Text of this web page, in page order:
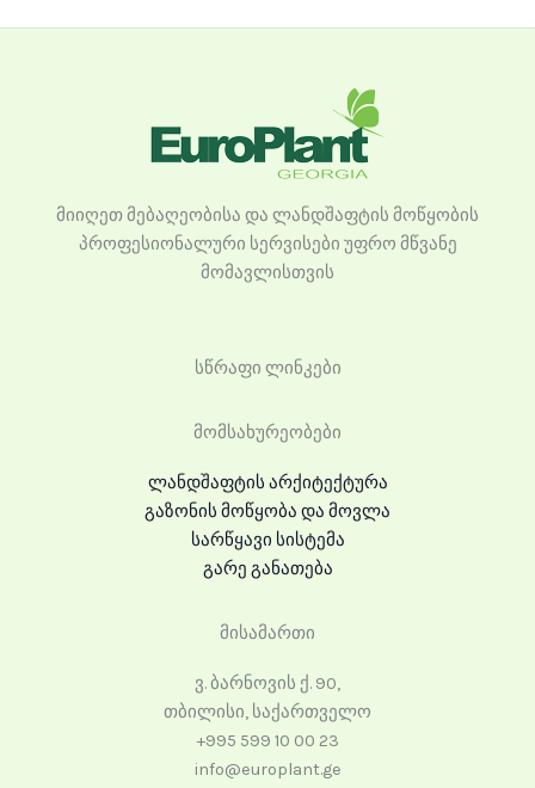
მიიღეთ მებაღეობისა და ლანდშაფტის მოწყობის
პროფესიონალური სერვისები უფრო მწვანე
მომავლისთვის
სწრაფი ლინკები
მომსახურეობები
ლანდშაფტის არქიტექტურა
გაზონის მოწყობა და მოვლა
სარწყავი სისტემა
გარე განათება
მისამართი
ვ. ბარნოვის ქ. 90,
თბილისი, საქართველო
+995 599 10 00 23
info@europlant.ge